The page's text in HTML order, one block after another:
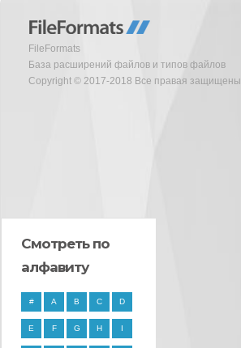
FileFormats
База расширений файлов и типов файлов
Copyright © 2017-2018 Все правая защищены
Смотреть по
алфавиту
# A B C D
E F G H I